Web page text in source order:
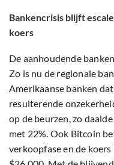
Bankencrisis blijft
koers
De aanhoudende
Zo is nu de regionale
Amerikaanse banken
resulterende
op de beurzen, zo
met 22%. Ook Bitcoin
verkoopfase en de